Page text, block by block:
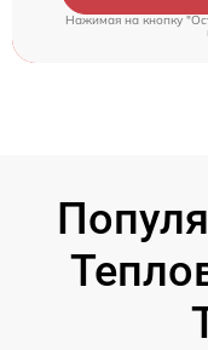
Нажимая на кнопку